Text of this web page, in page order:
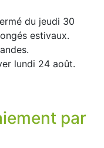
du jeudi 30
estivaux.
lundi 24 août.
par